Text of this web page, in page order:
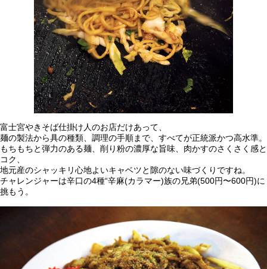
富士宮やきそば仕掛け人のお店だけあって、
麺の製法から具の種類、調理の手順まで、すべてが正統派かつ高水準。
もちもちと弾力のある麺、削り粉の濃厚な旨味、肉かすのさくさく感と
コク、
地元産のシャッキリ心地よいキャベツと隙のない味づくりですね。
チャレンジャーは辛口の4種“辛麻(カラマー)族の兄弟(500円〜600円)に
挑もう。